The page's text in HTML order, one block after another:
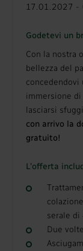
17.01.2027 -
Godetevi un
Con la nostra
bellezza del
concedendovi
immersione
lasciarsi
con arrivo la
gratuito!
L'offerta
serale di
Due